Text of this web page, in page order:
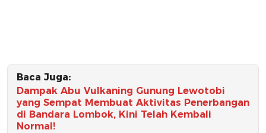
Baca Juga:
Dampak Abu Vulkaning Gunung Lewotobi
yang Sempat Membuat Aktivitas Penerbangan
di Bandara Lombok, Kini Telah Kembali
Normal!